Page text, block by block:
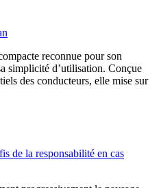
reconnue pour son
simplicité d’utilisation. Conçue
des conducteurs, elle mise sur
de la responsabilité en cas